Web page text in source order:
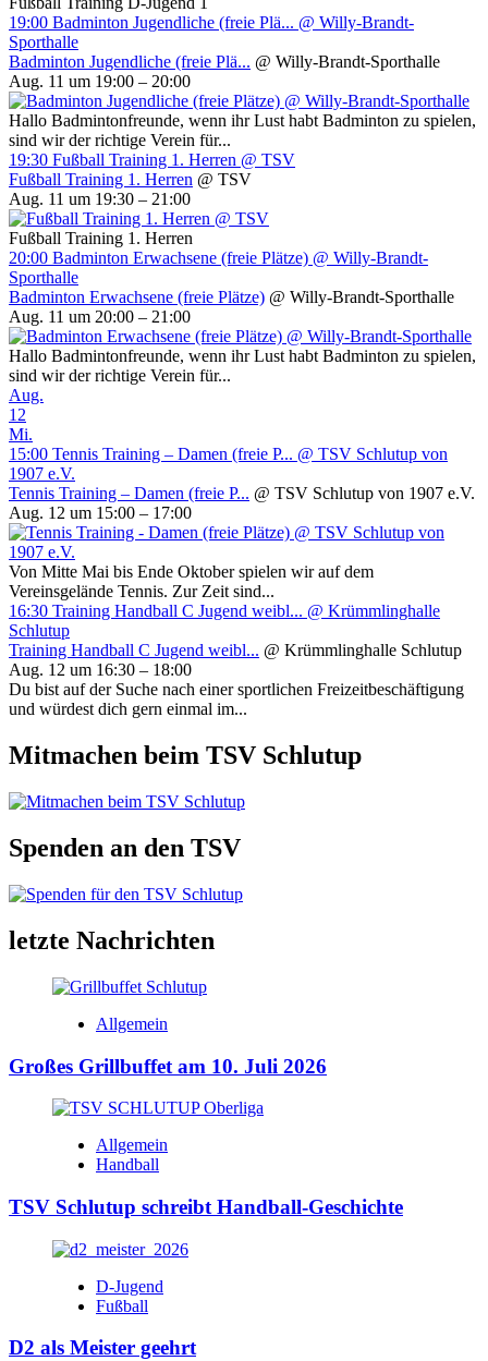
19:00 Badminton Jugendliche (freie Plä... @ Willy-Brandt-
Sporthalle
Badminton Jugendliche (freie Plä... @ Willy-Brandt-Sporthalle
Aug. 11 um 19:00 – 20:00
Hallo Badmintonfreunde, wenn ihr Lust habt Badminton zu spielen,
sind wir der richtige Verein für...
19:30 Fußball Training 1. Herren @ TSV
Fußball Training 1. Herren @ TSV
Aug. 11 um 19:30 – 21:00
Fußball Training 1. Herren
20:00 Badminton Erwachsene (freie Plätze) @ Willy-Brandt-
Sporthalle
Badminton Erwachsene (freie Plätze) @ Willy-Brandt-Sporthalle
Aug. 11 um 20:00 – 21:00
Hallo Badmintonfreunde, wenn ihr Lust habt Badminton zu spielen,
sind wir der richtige Verein für...
Aug.
12
Mi.
15:00 Tennis Training – Damen (freie P... @ TSV Schlutup von
1907 e.V.
Tennis Training – Damen (freie P... @ TSV Schlutup von 1907 e.V.
Aug. 12 um 15:00 – 17:00
Von Mitte Mai bis Ende Oktober spielen wir auf dem
Vereinsgelände Tennis. Zur Zeit sind...
16:30 Training Handball C Jugend weibl... @ Krümmlinghalle
Schlutup
Training Handball C Jugend weibl... @ Krümmlinghalle Schlutup
Aug. 12 um 16:30 – 18:00
Du bist auf der Suche nach einer sportlichen Freizeitbeschäftigung
und würdest dich gern einmal im...
Mitmachen beim TSV Schlutup
Spenden an den TSV
letzte Nachrichten
Allgemein
Großes Grillbuffet am 10. Juli 2026
Allgemein
Handball
TSV Schlutup schreibt Handball-Geschichte
D-Jugend
Fußball
D2 als Meister geehrt